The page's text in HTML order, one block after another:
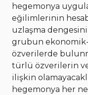
hegemonya
eğilimlerinin
uzlaşma
grubun
özverilerde
türlü özverilerin
ilişkin
hegemonya her